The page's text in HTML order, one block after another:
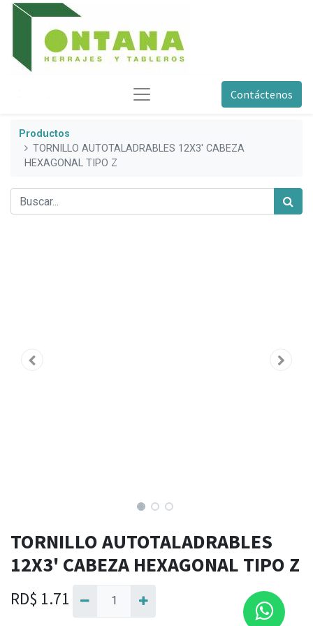
Contáctenos
Productos
TORNILLO AUTOTALADRABLES 12X3' CABEZA
HEXAGONAL TIPO Z
TORNILLO AUTOTALADRABLES
12X3' CABEZA HEXAGONAL TIPO Z
RD$ 1.71